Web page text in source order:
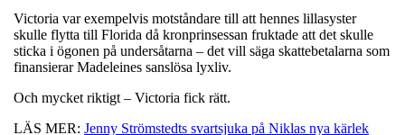
Victoria var exempelvis motståndare till att hennes lillasyster
skulle flytta till Florida då kronprinsessan fruktade att det skulle
sticka i ögonen på undersåtarna – det vill säga skattebetalarna som
finansierar Madeleines sanslösa lyxliv.
Och mycket riktigt – Victoria fick rätt.
LÄS MER: Jenny Strömstedts svartsjuka på Niklas nya kärlek